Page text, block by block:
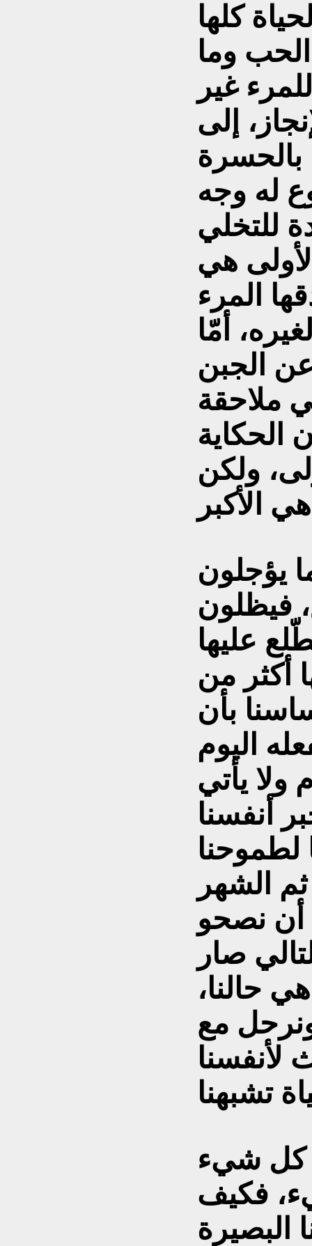
كلها
الحب وما
غير
إلى
له وجه
للتخلي
هي
المرء
أمّا
الجبن
ملاحقة
الحكاية
ولكن
يؤجلون
فيظلون
عليها
أكثر من
بأن
اليوم
ولا يأتي
أنفسنا
لطموحنا
الشهر
أن نصحو
صار
حالنا،
مع
لأنفسنا
كل شيء
فكيف
البصيرة